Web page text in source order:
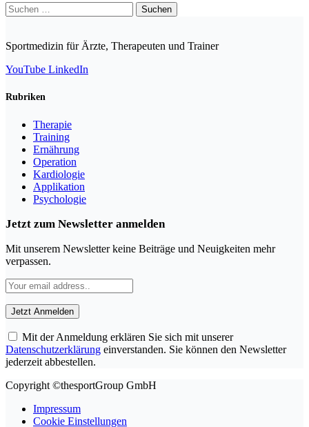
Suchen
nach:
Sportmedizin für Ärzte, Therapeuten und Trainer
YouTube LinkedIn
Rubriken
Therapie
Training
Ernährung
Operation
Kardiologie
Applikation
Psychologie
Jetzt zum Newsletter anmelden
Mit unserem Newsletter keine Beiträge und Neuigkeiten mehr
verpassen.
Mit der Anmeldung erklären Sie sich mit unserer
Datenschutzerklärung einverstanden. Sie können den Newsletter
jederzeit abbestellen.
Copyright ©thesportGroup GmbH
Impressum
Cookie Einstellungen